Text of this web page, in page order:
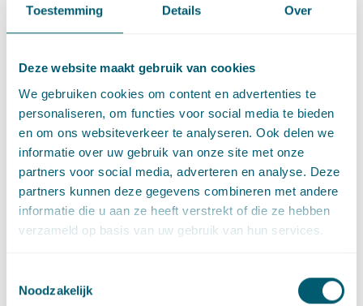
Toestemming Details Over
Deze website maakt gebruik van cookies
We gebruiken cookies om content en advertenties te
personaliseren, om functies voor social media te bieden
en om ons websiteverkeer te analyseren. Ook delen we
informatie over uw gebruik van onze site met onze
partners voor social media, adverteren en analyse. Deze
partners kunnen deze gegevens combineren met andere
informatie die u aan ze heeft verstrekt of die ze hebben
verzameld op basis van uw gebruik van hun services.
Noodzakelijk
de cao's van de kabinetssectoren een stapsgewijze aanpak
voor. Daarbij wordt rekening gehouden met de dubbele rol
Het kabinet stelt vooraf als wetgever de algemene, globale
beleidsmatige en budgettaire kaders vast na consultatie
van de betrokken ministers;
De werkgeversministers (Wonen en Rijksdienst, Veiligheid
en Justitie, Defensie) bepalen vervolgens binnen die
algemene globale kaders het mandaat voor hun
arbeidsvoorwaardenonderhandelaars; de feitelijke
arbeidsvoorwaardenonderhandelingen zouden aan
arbeidsvoorwaardenonderhandelingen als wetgever de
onderhandelaarsakkoorden aan de vooraf vastgestelde